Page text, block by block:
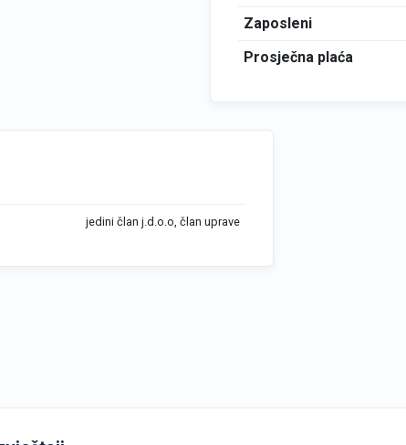
Zaposleni
Prosječna plaća
jedini član j.d.o.o, član uprave